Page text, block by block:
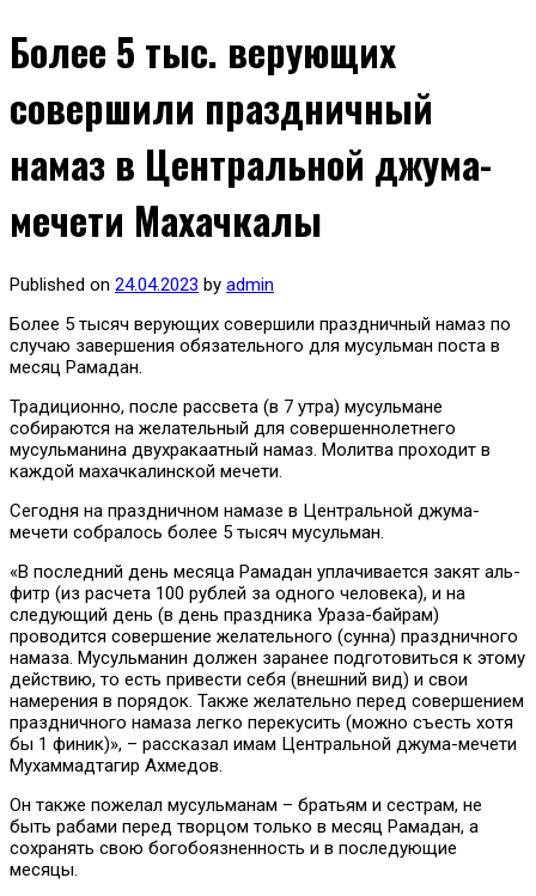
Более 5 тыс. верующих
совершили праздничный
намаз в Центральной джума-
мечети Махачкалы
Published on 24.04.2023 by admin
Более 5 тысяч верующих совершили праздничный намаз по
случаю завершения обязательного для мусульман поста в
месяц Рамадан.
Традиционно, после рассвета (в 7 утра) мусульмане
собираются на желательный для совершеннолетнего
мусульманина двухракаатный намаз. Молитва проходит в
каждой махачкалинской мечети.
Сегодня на праздничном намазе в Центральной джума-
мечети собралось более 5 тысяч мусульман.
«В последний день месяца Рамадан уплачивается закят аль-
фитр (из расчета 100 рублей за одного человека), и на
следующий день (в день праздника Ураза-байрам)
проводится совершение желательного (сунна) праздничного
намаза. Мусульманин должен заранее подготовиться к этому
действию, то есть привести себя (внешний вид) и свои
намерения в порядок. Также желательно перед совершением
праздничного намаза легко перекусить (можно съесть хотя
бы 1 финик)», – рассказал имам Центральной джума-мечети
Мухаммадтагир Ахмедов.
Он также пожелал мусульманам – братьям и сестрам, не
быть рабами перед творцом только в месяц Рамадан, а
сохранять свою богобоязненность и в последующие
месяцы.